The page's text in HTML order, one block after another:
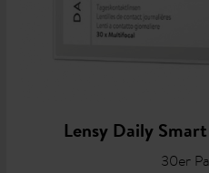
Lensy Daily
30er